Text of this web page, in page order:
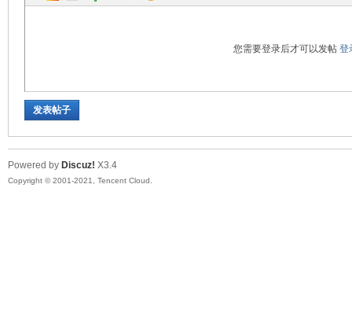
您需要登录后才可以发帖 登
发表帖子
Powered by Discuz! X3.4
Copyright © 2001-2021, Tencent Cloud.